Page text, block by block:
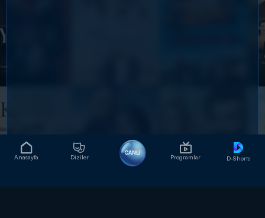
Anasayfa Diziler
CANLI
Programlar D-Shorts